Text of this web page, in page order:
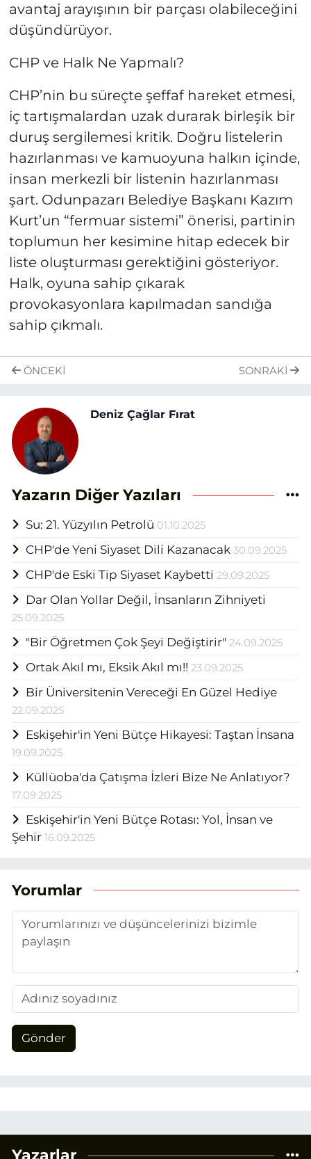
avantaj arayışının bir parçası olabileceğini
düşündürüyor.
CHP ve Halk Ne Yapmalı?
CHP’nin bu süreçte şeffaf hareket etmesi,
iç tartışmalardan uzak durarak birleşik bir
duruş sergilemesi kritik. Doğru listelerin
hazırlanması ve kamuoyuna halkın içinde,
insan merkezli bir listenin hazırlanması
şart. Odunpazarı Belediye Başkanı Kazım
Kurt’un “fermuar sistemi” önerisi, partinin
toplumun her kesimine hitap edecek bir
liste oluşturması gerektiğini gösteriyor.
Halk, oyuna sahip çıkarak
provokasyonlara kapılmadan sandığa
sahip çıkmalı.
ÖNCEKI SONRAKI
Deniz Çağlar Fırat
Yazarın Diğer Yazıları
Su: 21. Yüzyılın Petrolü 01.10.2025
CHP'de Yeni Siyaset Dili Kazanacak 30.09.2025
CHP'de Eski Tip Siyaset Kaybetti 29.09.2025
Dar Olan Yollar Değil, İnsanların Zihniyeti
25.09.2025
"Bir Öğretmen Çok Şeyi Değiştirir" 24.09.2025
Ortak Akıl mı, Eksik Akıl mı!! 23.09.2025
Bir Üniversitenin Vereceği En Güzel Hediye
22.09.2025
Eskişehir'in Yeni Bütçe Hikayesi: Taştan İnsana
19.09.2025
Küllüoba'da Çatışma İzleri Bize Ne Anlatıyor?
17.09.2025
Eskişehir'in Yeni Bütçe Rotası: Yol, İnsan ve
Şehir 16.09.2025
Yorumlar
Gönder